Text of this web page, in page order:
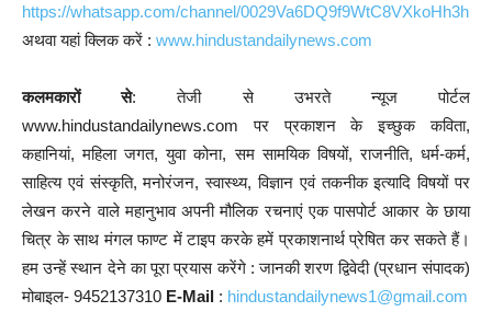
https://whatsapp.com/channel/0029Va6DQ9f9WtC8VXkoHh3h
अथवा यहां क्लिक करें : www.hindustandailynews.com
कलमकारों से: तेजी से उभरते न्यूज पोर्टल
www.hindustandailynews.com पर प्रकाशन के इच्छुक कविता,
कहानियां, महिला जगत, युवा कोना, सम सामयिक विषयों, राजनीति, धर्म-कर्म,
साहित्य एवं संस्कृति, मनोरंजन, स्वास्थ्य, विज्ञान एवं तकनीक इत्यादि विषयों पर
लेखन करने वाले महानुभाव अपनी मौलिक रचनाएं एक पासपोर्ट आकार के छाया
चित्र के साथ मंगल फाण्ट में टाइप करके हमें प्रकाशनार्थ प्रेषित कर सकते हैं।
हम उन्हें स्थान देने का पूरा प्रयास करेंगे : जानकी शरण द्विवेदी (प्रधान संपादक)
मोबाइल- 9452137310 E-Mail : hindustandailynews1@gmail.com